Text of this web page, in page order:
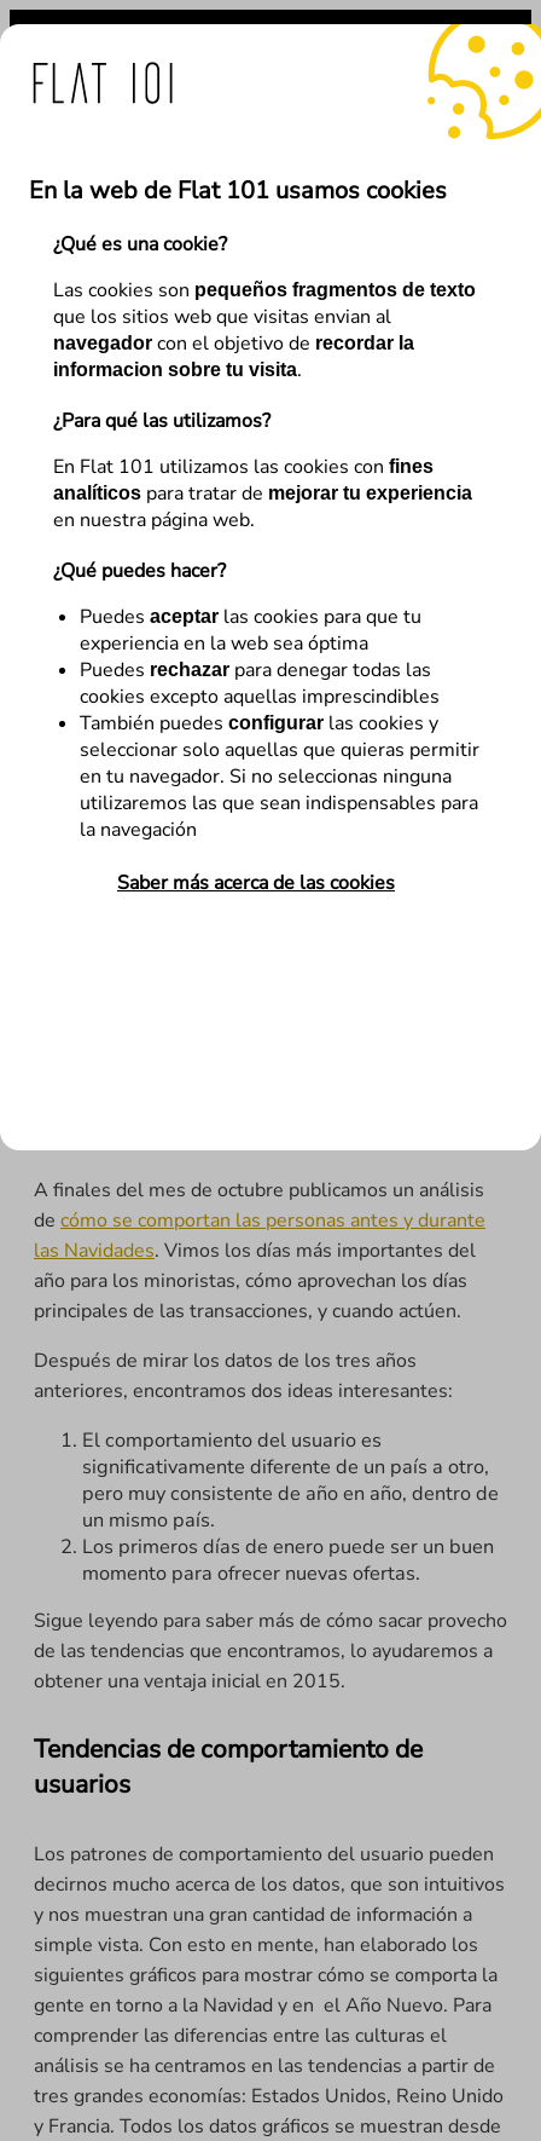
En la web de Flat 101 usamos cookies
¿Qué es una cookie?
Las cookies son pequeños fragmentos de texto
que los sitios web que visitas envian al
navegador con el objetivo de recordar la
informacion sobre tu visita.
¿Para qué las utilizamos?
En Flat 101 utilizamos las cookies con fines
analíticos para tratar de mejorar tu experiencia
en nuestra página web.
¿Qué puedes hacer?
Puedes aceptar las cookies para que tu
experiencia en la web sea óptima
Puedes rechazar para denegar todas las
cookies excepto aquellas imprescindibles
También puedes configurar las cookies y
seleccionar solo aquellas que quieras permitir
en tu navegador. Si no seleccionas ninguna
utilizaremos las que sean indispensables para
la navegación
Saber más acerca de las cookies
Saltar
contenido
de nuestra
Anterior Siguiente
E-commerce
Comportamiento, tendencias
y perspectivas
Flat 101
Referentes en diseño y optimización digital con más
de 15 años de experiencia. Impulsamos la
rentabilidad de los negocios con un enfoque de
trabajo propio: Business eXperience Optimization
(BXOp).
10 de diciembre de 2014
Patrones de comportamiento del
A finales del mes de octubre publicamos un análisis
de cómo se comportan las personas antes y durante
las Navidades. Vimos los días más importantes del
año para los minoristas, cómo aprovechan los días
principales de las transacciones, y cuando actúen.
Después de mirar los datos de los tres años
anteriores, encontramos dos ideas interesantes:
El comportamiento del usuario es
significativamente diferente de un país a otro,
pero muy consistente de año en año, dentro de
un mismo país.
Los primeros días de enero puede ser un buen
momento para ofrecer nuevas ofertas.
Sigue leyendo para saber más de cómo sacar provecho
de las tendencias que encontramos, lo ayudaremos a
obtener una ventaja inicial en 2015.
Tendencias de comportamiento de
usuarios
Los patrones de comportamiento del usuario pueden
decirnos mucho acerca de los datos, que son intuitivos
y nos muestran una gran cantidad de información a
simple vista. Con esto en mente, han elaborado los
siguientes gráficos para mostrar cómo se comporta la
gente en torno a la Navidad y en el Año Nuevo. Para
comprender las diferencias entre las culturas el
análisis se ha centramos en las tendencias a partir de
tres grandes economías: Estados Unidos, Reino Unido
y Francia. Todos los datos gráficos se muestran desde